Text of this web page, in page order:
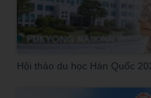
Hội thảo du học Hàn Quốc